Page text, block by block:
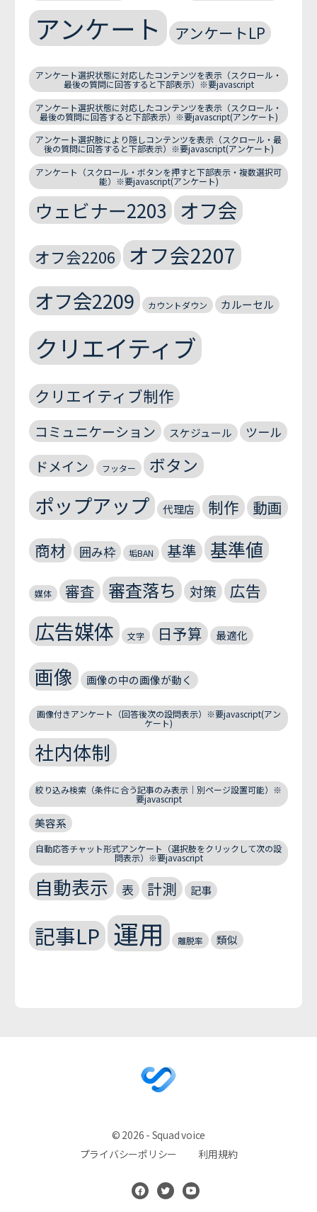
アンケート アンケートLP
アンケート選択状態に対応したコンテンツを表示（スクロール・
最後の質問に回答すると下部表示）※要javascript
アンケート選択状態に対応したコンテンツを表示（スクロール・
最後の質問に回答すると下部表示）※要javascript(アンケート)
アンケート選択肢により隠しコンテンツを表示（スクロール・最
後の質問に回答すると下部表示）※要javascript(アンケート)
アンケート（スクロール・ボタンを押すと下部表示・複数選択可
能）※要javascript(アンケート)
ウェビナー2203 オフ会
オフ会2206 オフ会2207
オフ会2209 カウントダウン カルーセル
クリエイティブ
クリエイティブ制作
コミュニケーション スケジュール ツール
ドメイン フッター ボタン
ポップアップ 代理店 制作 動画
商材 囲み枠 垢BAN 基準 基準値
媒体 審査 審査落ち 対策 広告
広告媒体 文字 日予算 最適化
画像 画像の中の画像が動く
画像付きアンケート（回答後次の設問表示）※要javascript(アン
ケート)
社内体制
絞り込み検索（条件に合う記事のみ表示｜別ページ設置可能）※
要javascript
美容系
自動応答チャット形式アンケート（選択肢をクリックして次の設
問表示）※要javascript
自動表示 表 計測 記事
記事LP 運用 離脱率 類似
© 2026 - Squad voice
プライバシーポリシー
利用規約